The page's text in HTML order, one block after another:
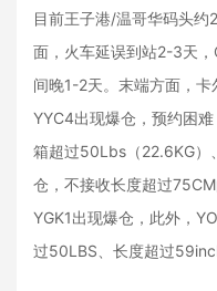
目前王子港/温哥华码头
面，火车延误到站2-3天
间晚1-2天。末端方面，卡
YYC4出现爆仓，预约困
箱超过50Lbs（22.6KG）
仓，不接收长度超过
YGK1出现爆仓，此外，
过50LBS、长度超过